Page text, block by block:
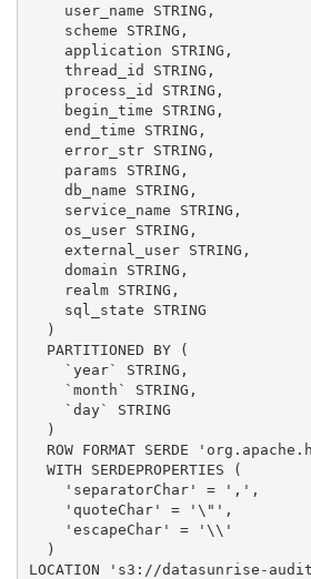
    user_name STRING,
    scheme STRING,
    application STRING,
    thread_id STRING,
    process_id STRING,
    begin_time STRING,
    end_time STRING,
    error_str STRING,
    params STRING,
    db_name STRING,
    service_name STRING,
    os_user STRING,
    external_user STRING,
    domain STRING,
    realm STRING,
    sql_state STRING
  )
  PARTITIONED BY (
    `year` STRING,
    `month` STRING,
    `day` STRING
  )
ROW FORMAT SERDE
  WITH SERDEPROPERTIES (
    'separatorChar' = ',',
    'quoteChar' = '\"',
    'escapeChar' = '\\'
  )
LOCATION 's3://datasunrise-